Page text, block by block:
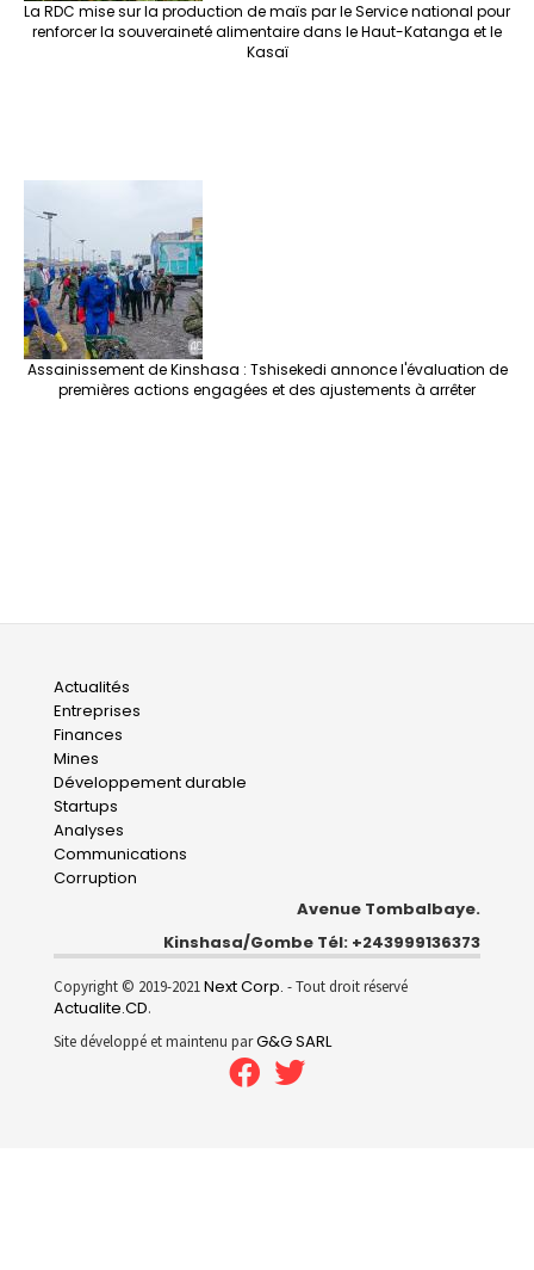
La RDC mise sur la production de maïs par le Service national pour
renforcer la souveraineté alimentaire dans le Haut-Katanga et le
Kasaï
Assainissement de Kinshasa : Tshisekedi annonce l'évaluation de
premières actions engagées et des ajustements à arrêter
Main
navigation
Actualités
Entreprises
Finances
Mines
Développement durable
Startups
Analyses
Communications
Corruption
Avenue Tombalbaye.
Kinshasa/Gombe Tél: +243999136373
Copyright © 2019-2021Next Corp. - Tout droit réservé
Actualite.CD.
Site développé et maintenu parG&G SARL